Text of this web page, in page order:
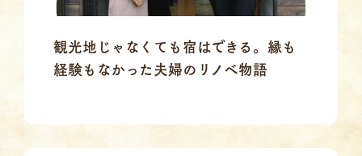
観光地じゃなくても宿はできる。縁も
経験もなかった夫婦のリノベ物語